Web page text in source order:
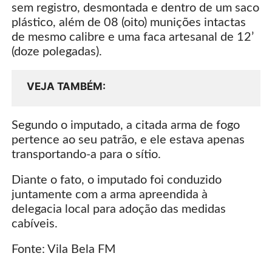
sem registro, desmontada e dentro de um saco
plástico, além de 08 (oito) munições intactas
de mesmo calibre e uma faca artesanal de 12’
(doze polegadas).
VEJA TAMBÉM
Segundo o imputado, a citada arma de fogo
pertence ao seu patrão, e ele estava apenas
transportando-a para o sítio.
Diante o fato, o imputado foi conduzido
juntamente com a arma apreendida à
delegacia local para adoção das medidas
cabíveis.
Fonte: Vila Bela FM